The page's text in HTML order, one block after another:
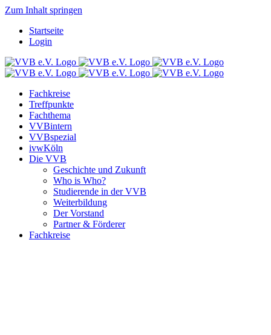
Zum Inhalt springen
Startseite
Login
Fachkreise
Treffpunkte
Fachthema
VVBintern
VVBspezial
ivwKöln
Die VVB
Geschichte und Zukunft
Who is Who?
Studierende in der VVB
Weiterbildung
Der Vorstand
Partner & Förderer
Fachkreise